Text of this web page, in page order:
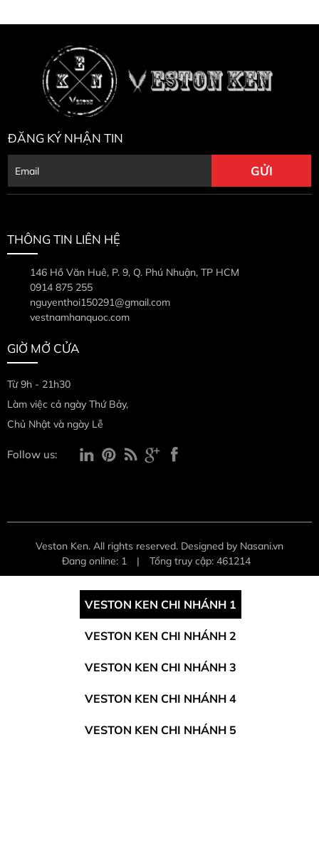
ĐĂNG KÝ NHẬN TIN
THÔNG TIN LIÊN HỆ
146 Hồ Văn Huê, P. 9, Q. Phú Nhuận, TP HCM
0914 875 255
nguyenthoi150291@gmail.com
vestnamhanquoc.com
GIỜ MỞ CỬA
Từ 9h - 21h30
Làm việc cả ngày Thứ Bảy,
Chủ Nhật và ngày Lễ
Follow us:
Veston Ken. All rights reserved. Designed by Nasani.vn
Đang online: 1
| Tổng truy cập: 461214
VESTON KEN CHI NHÁNH 1
VESTON KEN CHI NHÁNH 2
VESTON KEN CHI NHÁNH 3
VESTON KEN CHI NHÁNH 4
VESTON KEN CHI NHÁNH 5